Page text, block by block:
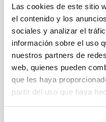
Las cookies de este sitio
el contenido y los
sociales y analizar el
información sobre el uso
nuestros partners de
web, quienes pueden
que les haya
partir del uso que haya
Más imágenes y vídeos en
de Sunrise:
Centro Espacial Esrange
En su utilización, añadir
(si especificado)/SCS
Contacto:
Annia Domènech
Teléfono: 004698072260 /
Correo electrónico:annia[at]